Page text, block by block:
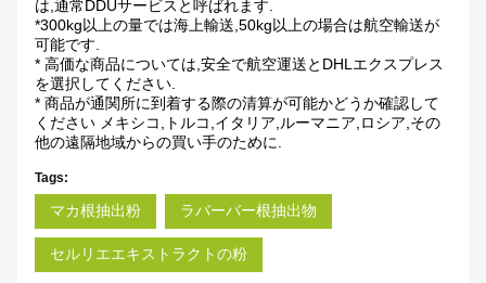
は,通常DDUサービスと呼ばれます.
*300kg以上の量では海上輸送,50kg以上の場合は航空輸送が
可能です.
* 高価な商品については,安全で航空運送とDHLエクスプレス
を選択してください.
* 商品が通関所に到着する際の清算が可能かどうか確認して
ください メキシコ,トルコ,イタリア,ルーマニア,ロシア,その
他の遠隔地域からの買い手のために.
Tags:
マカ根抽出粉 ラバーバー根抽出物
セルリエエキストラクトの粉